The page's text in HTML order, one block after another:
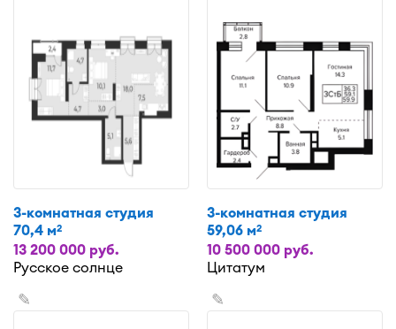
3-комнатная студия
70,4 м2
13 200 000 руб.
Русское солнце
3-комнатная студия
59,06 м2
10 500 000 руб.
Цитатум
✎ ✎